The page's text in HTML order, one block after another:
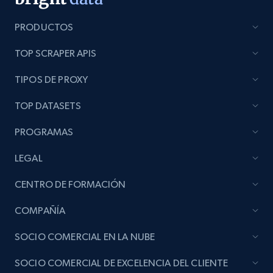
seller URL
URL, Title, Rating, Reviews, Initial price, Final
991+
Lazada - Products - Discover products by
price, Currency, Stock, and more.
PRODUCTOS
TOP SCRAPER APIS
TIPOS DE PROXY
TOP DATASETS
PROGRAMAS
LEGAL
CENTRO DE FORMACIÓN
COMPAÑÍA
SOCIO COMERCIAL EN LA NUBE
SOCIO COMERCIAL DE EXCELENCIA DEL CLIENTE